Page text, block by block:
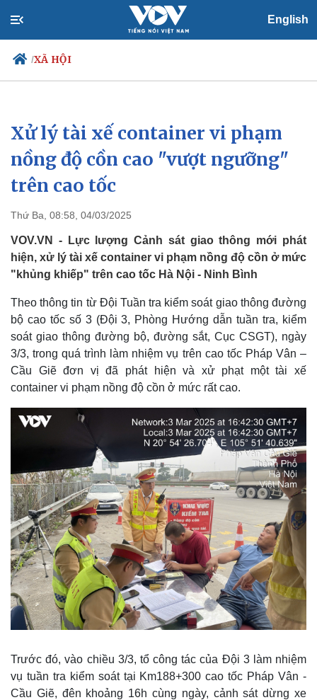
English
/XÃ HỘI
Chính trị
Đảng
Tổ chức nhân sự
Quốc hội
Xã hội
Tin 24h
Dự báo thời tiết
Xử lý tài xế container vi phạm
nồng độ cồn cao "vượt ngưỡng"
trên cao tốc
Thứ Ba, 08:58, 04/03/2025
VOV.VN - Lực lượng Cảnh sát giao thông mới phát
hiện, xử lý tài xế container vi phạm nồng độ cồn ở mức
"khủng khiếp" trên cao tốc Hà Nội - Ninh Bình
Theo thông tin từ Đội Tuần tra kiểm soát giao thông đường
bộ cao tốc số 3 (Đội 3, Phòng Hướng dẫn tuần tra, kiểm
soát giao thông đường bộ, đường sắt, Cục CSGT), ngày
3/3, trong quá trình làm nhiệm vụ trên cao tốc Pháp Vân –
Cầu Giẽ đơn vị đã phát hiện và xử phạt một tài xế
container vi phạm nồng độ cồn ở mức rất cao.
Trước đó, vào chiều 3/3, tổ công tác của Đội 3 làm nhiệm
vụ tuần tra kiểm soát tại Km188+300 cao tốc Pháp Vân -
Cầu Giẽ, đên khoảng 16h cùng ngày, cảnh sát dừng xe